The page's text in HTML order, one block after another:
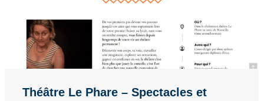
Théâtre Le Phare – Spectacles et